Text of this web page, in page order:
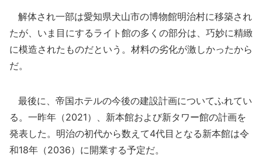
解体され一部は愛知県犬山市の博物館明治村に移築され
たが、いま目にするライト館の多くの部分は、巧妙に精緻
に模造されたものだという。材料の劣化が激しかったから
だ。
最後に、帝国ホテルの今後の建設計画についてふれてい
る。一昨年（2021）、新本館および新タワー館の計画を
発表した。明治の初代から数えて4代目となる新本館は令
和18年（2036）に開業する予定だ。